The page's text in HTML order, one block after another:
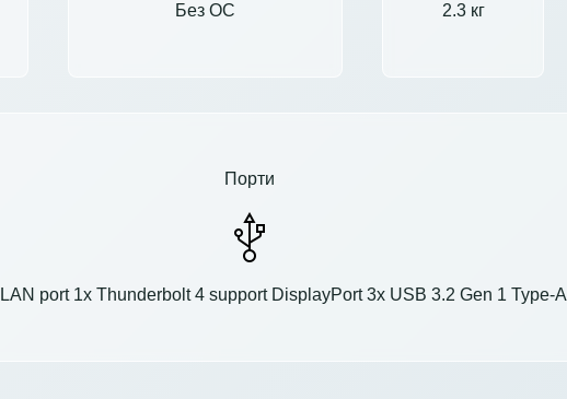
Без ОС 2.3 кг
Порти
port 1x Thunderbolt 4 support DisplayPort 3x USB 3.2 Gen 1 Type-A